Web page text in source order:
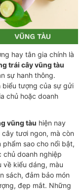
hay tân gia chính là
trái cây vũng tàu
sự hanh thông.
biểu tượng của sự gửi
chủ hoặc doanh
vũng tàu hiện nay
tươi ngon, mà còn
sao cho nổi bật,
chủ doanh nghiệp
về kiểu dáng, màu
sách, đảm bảo món
đẹp mắt. Những